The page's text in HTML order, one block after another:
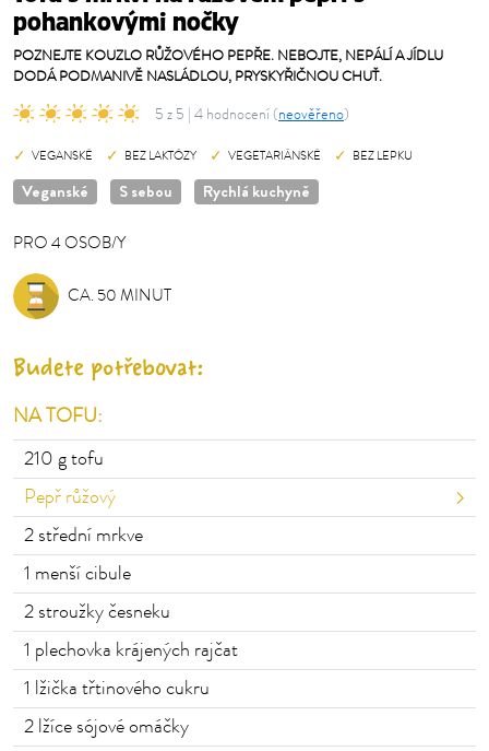
pohankovými nočky
POZNEJTE KOUZLO RŮŽOVÉHO PEPŘE. NEBOJTE, NEPÁLÍ A JÍDLU
DODÁ PODMANIVĚ NASLÁDLOU, PRYSKYŘIČNOU CHUŤ.
5 z 5 | 4 hodnocení (neověřeno)
VEGANSKÉ BEZ LAKTÓZY VEGETARIÁNSKÉ BEZ LEPKU
Veganské S sebou Rychlá kuchyně
PRO4OSOB/Y
OSOB/Y
CA. 50 MINUT
Budete potřebovat:
NA TOFU:
210 gtofu
Pepř růžový
2 střední mrkve
1 menšícibule
2 stroužky česneku
1 plechovka krájených rajčat
1 lžička třtinového cukru
2 lžíce sójové omáčky